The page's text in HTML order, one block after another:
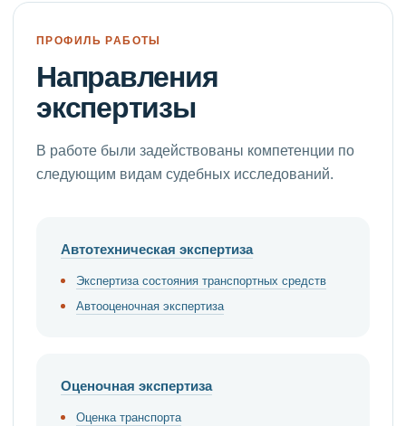
ПРОФИЛЬ РАБОТЫ
Направления
экспертизы
В работе были задействованы компетенции по
следующим видам судебных исследований.
Автотехническая экспертиза
Экспертиза состояния транспортных средств
Автооценочная экспертиза
Оценочная экспертиза
Оценка транспорта